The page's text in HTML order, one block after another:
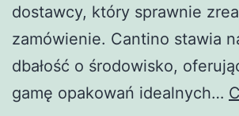
dostawcy, który sprawnie
zamówienie. Cantino stawia
dbałość o środowisko,
gamę opakowań idealnych…